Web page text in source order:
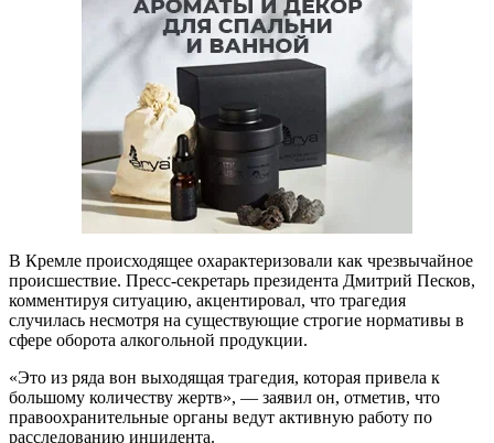
В Кремле происходящее охарактеризовали как чрезвычайное
происшествие. Пресс-секретарь президента Дмитрий Песков,
комментируя ситуацию, акцентировал, что трагедия
случилась несмотря на существующие строгие нормативы в
сфере оборота алкогольной продукции.
«Это из ряда вон выходящая трагедия, которая привела к
большому количеству жертв», — заявил он, отметив, что
правоохранительные органы ведут активную работу по
расследованию инцидента.